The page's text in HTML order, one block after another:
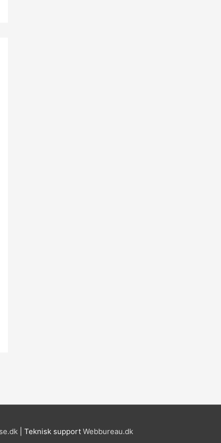
| Teknisk support Webbureau.dk